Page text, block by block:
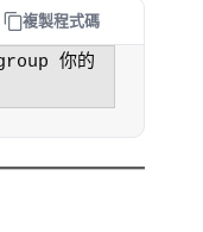
複製程式碼
你的